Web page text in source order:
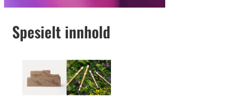
Spesielt innhold